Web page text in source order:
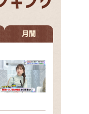
TV
・・・
ラエティ！
て真剣です
プ
月間